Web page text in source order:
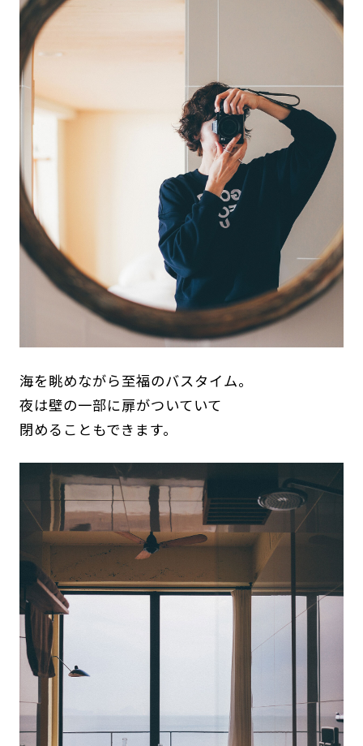
海を眺めながら至福のバスタイム。
夜は壁の一部に扉がついていて
閉めることもできます。